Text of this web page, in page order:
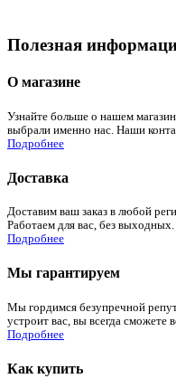
Полезная
О магазине
Узнайте больше о нашем
выбрали именно нас. Наши
Подробнее
Доставка
Доставим ваш заказ в любой
Работаем для вас, без выходных.
Подробнее
Мы гарантируем
Мы гордимся безупречной
устроит вас, вы всегда сможете
Подробнее
Как купить